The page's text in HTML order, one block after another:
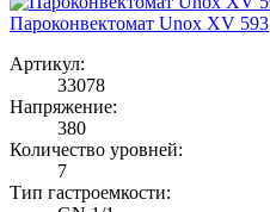
Пароконвектомат Unox XV 593
Артикул:
33078
Напряжение:
380
Количество уровней:
7
Тип гастроемкости: